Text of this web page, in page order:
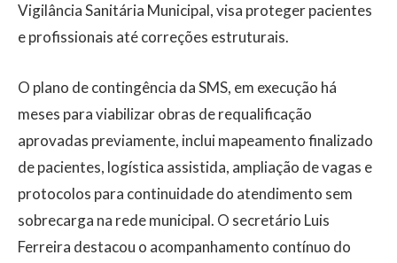
Vigilância Sanitária Municipal, visa proteger pacientes
e profissionais até correções estruturais.
O plano de contingência da SMS, em execução há
meses para viabilizar obras de requalificação
aprovadas previamente, inclui mapeamento finalizado
de pacientes, logística assistida, ampliação de vagas e
protocolos para continuidade do atendimento sem
sobrecarga na rede municipal. O secretário Luis
Ferreira destacou o acompanhamento contínuo do